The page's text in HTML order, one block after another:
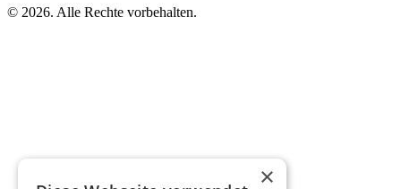
© 2026. Alle Rechte vorbehalten.
×